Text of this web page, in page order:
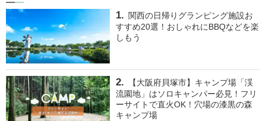
関西の日帰りグランピング施設お
すすめ20選！おしゃれにBBQなどを楽
しもう
【大阪府貝塚市】キャンプ場「渓
流園地」はソロキャンパー必見！フリ
ーサイトで直火OK！穴場の漆黒の森
キャンプ場